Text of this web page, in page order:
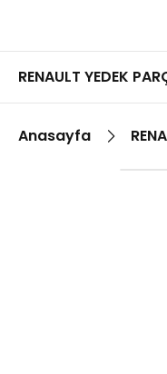
RENAULT YEDEK
Anasayfa